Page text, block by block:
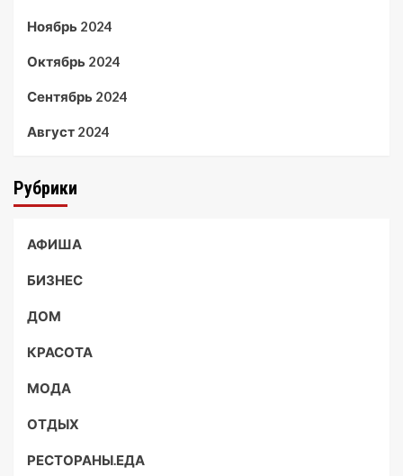
Ноябрь 2024
Октябрь 2024
Сентябрь 2024
Август 2024
Рубрики
АФИША
БИЗНЕС
ДОМ
КРАСОТА
МОДА
ОТДЫХ
РЕСТОРАНЫ.ЕДА